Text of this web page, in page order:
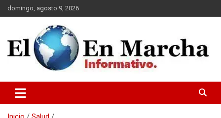
Saltar
al
domingo, agosto 9, 2026
elmundoenmarcha.net